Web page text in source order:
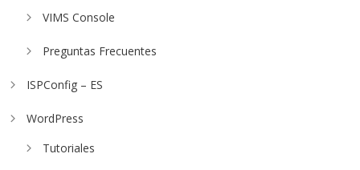
VIMS Console
Preguntas Frecuentes
ISPConfig – ES
WordPress
Tutoriales